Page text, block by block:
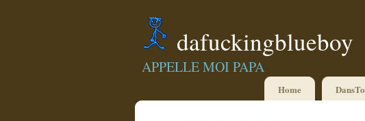
dafuckingblueboy
APPELLE MOI PAPA
Home